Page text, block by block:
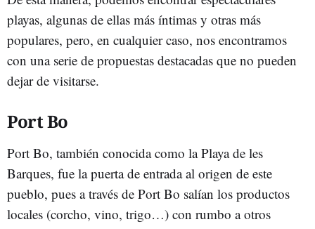
playas, algunas de ellas más íntimas y otras más
populares, pero, en cualquier caso, nos encontramos
con una serie de propuestas destacadas que no pueden
dejar de visitarse.
Port Bo
Port Bo, también conocida como la Playa de les
Barques, fue la puerta de entrada al origen de este
pueblo, pues a través de Port Bo salían los productos
locales (corcho, vino, trigo…) con rumbo a otros